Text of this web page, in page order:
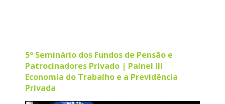
5º Seminário dos Fundos de Pensão e
Patrocinadores Privado | Painel III
Economia do Trabalho e a Previdência
Privada